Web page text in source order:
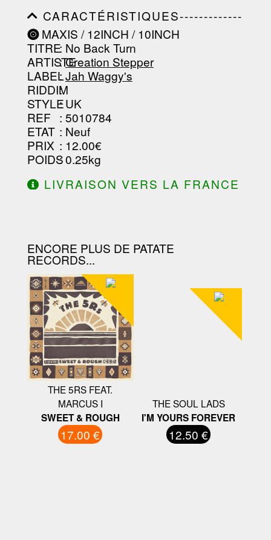
CARACTÉRISTIQUES-------------
-----------------------------------------
-----------------------------------------
-----------------------------------------
-----------------------------------------
--------------------------------
MAXIS / 12INCH / 10INCH
TITRE: No Back Turn
ARTISTE
:Creation Stepper
LABEL
:Jah Waggy's
RIDDIM
:
STYLE: UK
REF : 5010784
ETAT : Neuf
PRIX : 12.00€
POIDS: 0.25kg
LIVRAISON VERS LA FRANCE
ENCORE PLUS DE PATATE
RECORDS...
THE 5RS FEAT.
MARCUS I
SWEET & ROUGH
17.00 €
THE SOUL LADS
I'M YOURS FOREVER
12.50 €